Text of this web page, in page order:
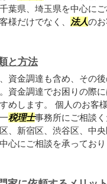
葉県、埼玉県を中心に
様だけでなく、
法人の
と方法
資金調達も含め、その
資金調達でお困りの際に
めします。 個人のお客
税理士事務所にご相談
、新宿区、渋谷区、中
心にご相談を承ってお